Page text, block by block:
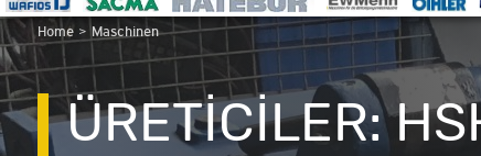
Home> Maschinen
ÜRETİCİLER: